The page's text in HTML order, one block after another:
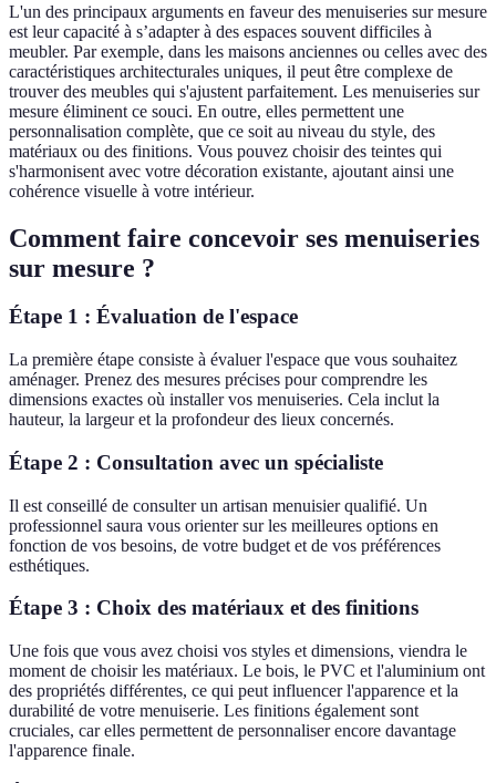
L'un des principaux arguments en faveur des menuiseries sur mesure
est leur capacité à s’adapter à des espaces souvent difficiles à
meubler. Par exemple, dans les maisons anciennes ou celles avec des
caractéristiques architecturales uniques, il peut être complexe de
trouver des meubles qui s'ajustent parfaitement. Les menuiseries sur
mesure éliminent ce souci. En outre, elles permettent une
personnalisation complète, que ce soit au niveau du style, des
matériaux ou des finitions. Vous pouvez choisir des teintes qui
s'harmonisent avec votre décoration existante, ajoutant ainsi une
cohérence visuelle à votre intérieur.
Comment faire concevoir ses menuiseries
sur mesure ?
Étape 1 : Évaluation de l'espace
La première étape consiste à évaluer l'espace que vous souhaitez
aménager. Prenez des mesures précises pour comprendre les
dimensions exactes où installer vos menuiseries. Cela inclut la
hauteur, la largeur et la profondeur des lieux concernés.
Étape 2 : Consultation avec un spécialiste
Il est conseillé de consulter un artisan menuisier qualifié. Un
professionnel saura vous orienter sur les meilleures options en
fonction de vos besoins, de votre budget et de vos préférences
esthétiques.
Étape 3 : Choix des matériaux et des finitions
Une fois que vous avez choisi vos styles et dimensions, viendra le
moment de choisir les matériaux. Le bois, le PVC et l'aluminium ont
des propriétés différentes, ce qui peut influencer l'apparence et la
durabilité de votre menuiserie. Les finitions également sont
cruciales, car elles permettent de personnaliser encore davantage
l'apparence finale.